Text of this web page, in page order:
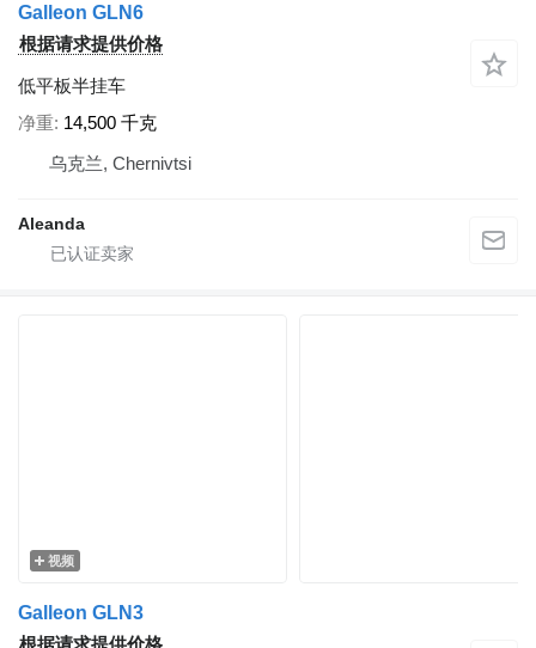
Galleon GLN6
根据请求提供价格
低平板半挂车
净重 14,500 千克
乌克兰, Chernivtsi
Aleanda
视频
Galleon GLN3
根据请求提供价格